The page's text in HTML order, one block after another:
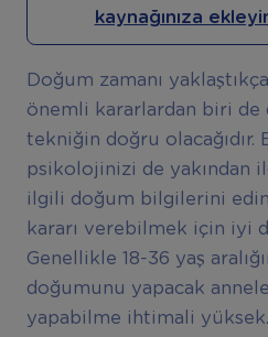
kaynağınıza
Doğum zamanı
önemli kararlardan biri de
tekniğin doğru olacağıdır.
psikolojinizi de yakından
ilgili doğum bilgilerini
kararı verebilmek için iyi
Genellikle 18-36 yaş
doğumunu yapacak
yapabilme ihtimali